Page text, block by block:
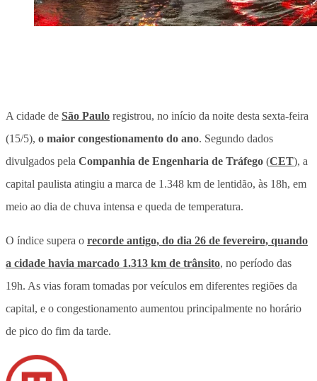
A cidade de São Paulo registrou, no início da noite desta sexta-feira
(15/5), o maior congestionamento do ano. Segundo dados
divulgados pela Companhia de Engenharia de Tráfego (CET), a
capital paulista atingiu a marca de 1.348 km de lentidão, às 18h, em
meio ao dia de chuva intensa e queda de temperatura.
O índice supera o recorde antigo, do dia 26 de fevereiro, quando
a cidade havia marcado 1.313 km de trânsito, no período das
19h. As vias foram tomadas por veículos em diferentes regiões da
capital, e o congestionamento aumentou principalmente no horário
de pico do fim da tarde.